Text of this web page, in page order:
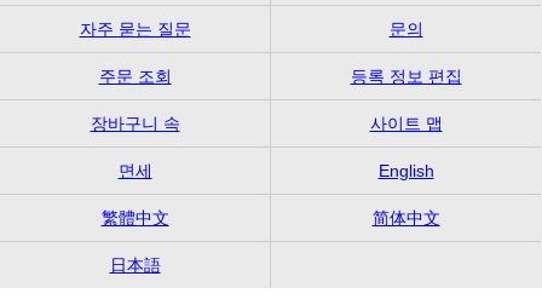
자주 묻는 질문 문의
주문 조회 등록 정보 편집
장바구니 속 사이트 맵
면세 English
繁體中文 简体中文
日本語